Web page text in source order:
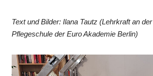
Text und Bilder: Ilana Tautz (Lehrkraft an der
Pflegeschule der Euro Akademie Berlin)